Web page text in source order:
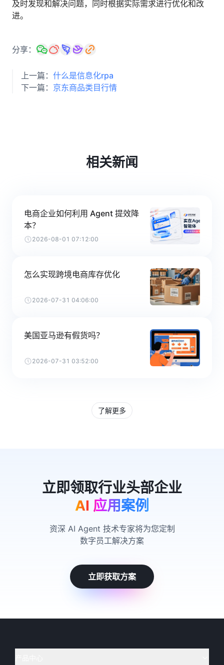
及时发现和解决问题，同时根据实际需求进行优化和改
进。
分享：
上一篇： 什么是信息化rpa
下一篇： 京东商品类目行情
相关新闻
电商企业如何利用 Agent 提效降
本？
2026-08-01 07:12:00
怎么实现跨境电商库存优化
2026-07-31 04:06:00
美国亚马逊有假货吗？
2026-07-31 03:52:00
了解更多
AI 应用案例
资深 AI Agent 技术专家将为您定制
数字员工解决方案
立即获取方案